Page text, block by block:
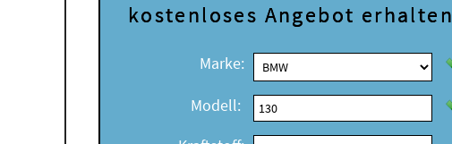
kostenloses Angebot erhalten
Marke:
Modell: